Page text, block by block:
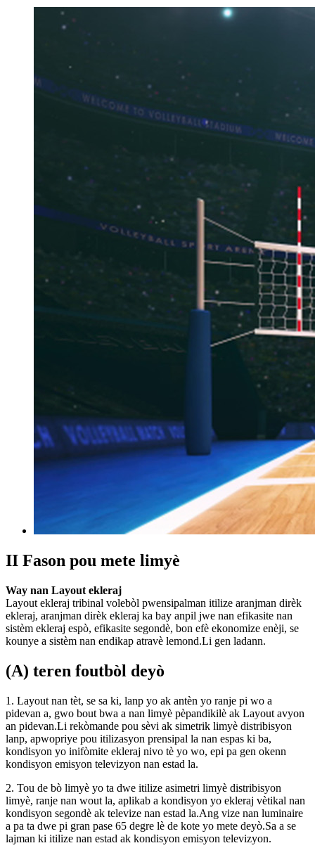
II Fason pou mete limyè
Way nan Layout ekleraj
Layout ekleraj tribinal volebòl pwensipalman itilize aranjman dirèk
ekleraj, aranjman dirèk ekleraj ka bay anpil jwe nan efikasite nan
sistèm ekleraj espò, efikasite segondè, bon efè ekonomize enèji, se
kounye a sistèm nan endikap atravè lemond.Li gen ladann.
(A) teren foutbòl deyò
1. Layout nan tèt, se sa ki, lanp yo ak antèn yo ranje pi wo a
pidevan a, gwo bout bwa a nan limyè pèpandikilè ak Layout avyon
an pidevan.Li rekòmande pou sèvi ak simetrik limyè distribisyon
lanp, apwopriye pou itilizasyon prensipal la nan espas ki ba,
kondisyon yo inifòmite ekleraj nivo tè yo wo, epi pa gen okenn
kondisyon emisyon televizyon nan estad la.
2. Tou de bò limyè yo ta dwe itilize asimetri limyè distribisyon
limyè, ranje nan wout la, aplikab a kondisyon yo ekleraj vètikal nan
kondisyon segondè ak televize nan estad la.Ang vize nan luminaire
a pa ta dwe pi gran pase 65 degre lè de kote yo mete deyò.Sa a se
lajman ki itilize nan estad ak kondisyon emisyon televizyon.